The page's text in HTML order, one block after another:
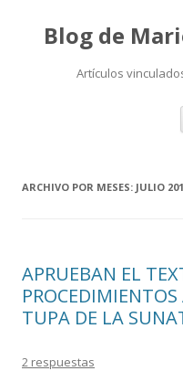
Blog de
Artículos
ARCHIVO POR MESES: JULIO
APRUEBAN EL
TUPA DE LA
2 respuestas